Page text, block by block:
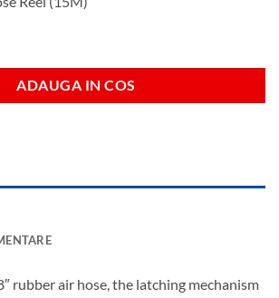
ADAUGA IN COS
rubber air hose, the latching mechanism